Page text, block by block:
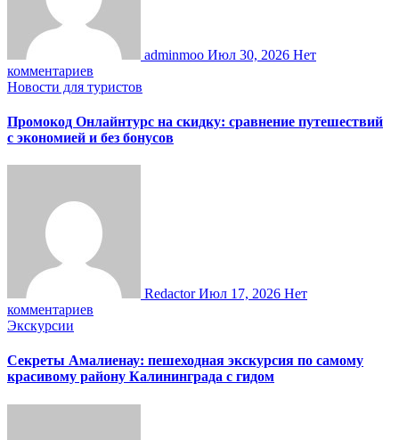
adminmoo Июл 30, 2026 Нет
комментариев
Новости для туристов
Промокод Онлайнтурс на скидку: сравнение путешествий
с экономией и без бонусов
RedactorИюл 17, 2026 Нет
комментариев
Экскурсии
Секреты Амалиенау: пешеходная экскурсия по самому
красивому району Калининграда с гидом